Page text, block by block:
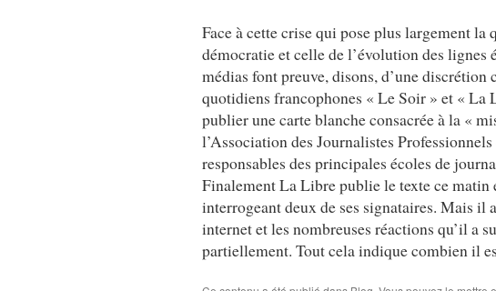
Face à cette crise qui pose plus largement la
démocratie et celle de l’évolution des lignes
médias font preuve, disons, d’une
quotidiens francophones « Le Soir » et «
publier une carte blanche consacrée à la «
l’Association des Journalistes
responsables des principales écoles de
Finalement La Libre publie le texte ce matin
interrogeant deux de ses signataires. Mais
internet et les nombreuses réactions qu’il a
partiellement. Tout cela indique combien il